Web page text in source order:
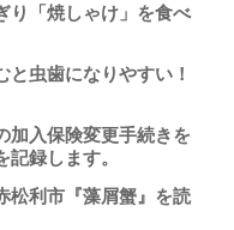
り「焼しゃけ」を食べ
と虫歯になりやすい！
加入保険変更手続きを
録します。
松利市『藻屑蟹』を読